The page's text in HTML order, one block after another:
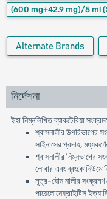
(600 mg+42.9 mg)/5 ml
Alternate Brands
নির্দেশনা
ইহা নিম্নলিখিত ব্যাকটেরিয়া
শ্বাসনালীর উপরিভাগের
সাইনাসের প্রদাহ,
শ্বাসনালীর নিম্নভাগের
লোবার এবং
মূত্র-যৌন নালীর সংক্রমণ
পায়েলোনেফ্রাইটিস